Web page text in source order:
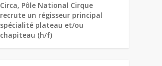
Circa, Pôle National Cirque
recrute un régisseur principal
spécialité plateau et/ou
chapiteau (h/f)